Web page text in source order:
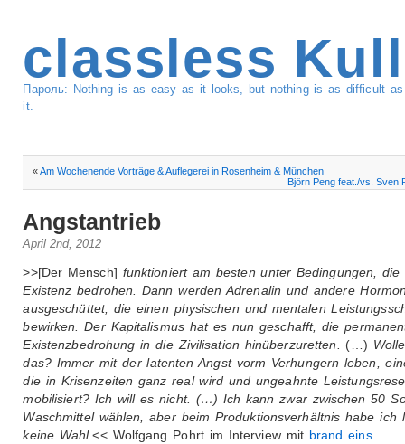
classless
Пароль: Nothing is as easy as it looks, but nothing is as difficult
it.
«Am Wochenende Vorträge & Auflegerei in Rosenheim & München
Björn Peng feat./vs. Sven
Angstantrieb
April 2nd, 2012
>>[Der Mensch] funktioniert am besten unter Bedingungen, die
Existenz bedrohen. Dann werden Adrenalin und andere
ausgeschüttet, die einen physischen und mentalen
bewirken. Der Kapitalismus hat es nun geschafft, die
Existenzbedrohung in die Zivilisation hinüberzuretten.
(…)
das? Immer mit der latenten Angst vorm Verhungern leben,
die in Krisenzeiten ganz real wird und ungeahnte
mobilisiert? Ich will es nicht. (…) Ich kann zwar zwischen 50
Waschmittel wählen, aber beim Produktionsverhältnis habe ich
keine Wahl.<< Wolfgang Pohrt im Interview mit brand eins